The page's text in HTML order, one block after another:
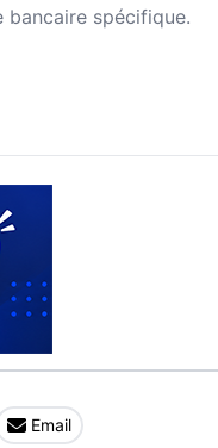
bancaire spécifique.
Email